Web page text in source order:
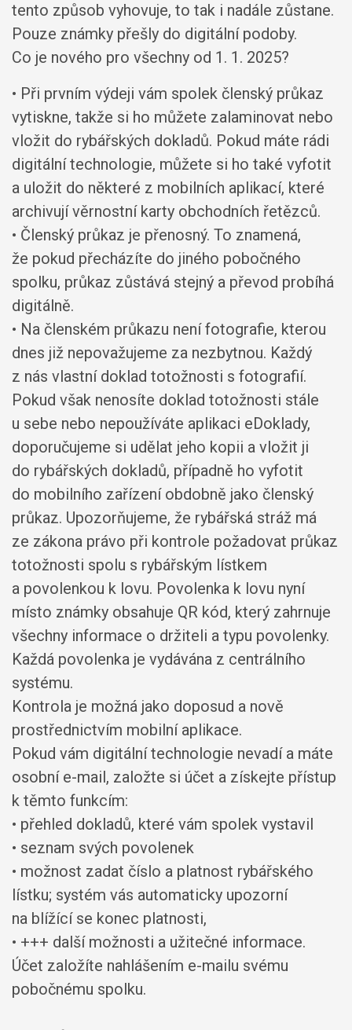
tento způsob vyhovuje, to tak i nadále zůstane.
Pouze známky přešly do digitální podoby.
Co je nového pro všechny od 1. 1. 2025?
• Při prvním výdeji vám spolek členský průkaz
vytiskne, takže si ho můžete zalaminovat nebo
vložit do rybářských dokladů. Pokud máte rádi
digitální technologie, můžete si ho také vyfotit
a uložit do některé z mobilních aplikací, které
archivují věrnostní karty obchodních řetězců.
• Členský průkaz je přenosný. To znamená,
že pokud přecházíte do jiného pobočného
spolku, průkaz zůstává stejný a převod probíhá
digitálně.
• Na členském průkazu není fotografie, kterou
dnes již nepovažujeme za nezbytnou. Každý
z nás vlastní doklad totožnosti s fotografií.
Pokud však nenosíte doklad totožnosti stále
u sebe nebo nepoužíváte aplikaci eDoklady,
doporučujeme si udělat jeho kopii a vložit ji
do rybářských dokladů, případně ho vyfotit
do mobilního zařízení obdobně jako členský
průkaz. Upozorňujeme, že rybářská stráž má
ze zákona právo při kontrole požadovat průkaz
totožnosti spolu s rybářským lístkem
a povolenkou k lovu. Povolenka k lovu nyní
místo známky obsahuje QR kód, který zahrnuje
všechny informace o držiteli a typu povolenky.
Každá povolenka je vydávána z centrálního
systému.
Kontrola je možná jako doposud a nově
prostřednictvím mobilní aplikace.
Pokud vám digitální technologie nevadí a máte
osobní e-mail, založte si účet a získejte přístup
k těmto funkcím:
• přehled dokladů, které vám spolek vystavil
• seznam svých povolenek
• možnost zadat číslo a platnost rybářského
lístku; systém vás automaticky upozorní
na blížící se konec platnosti,
• +++ další možnosti a užitečné informace.
Účet založíte nahlášením e-mailu svému
pobočnému spolku.